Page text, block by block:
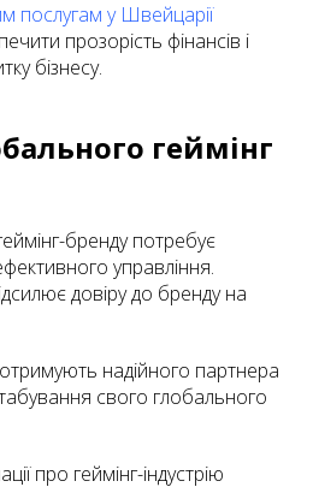
послугам у Швейцарії
прозорість фінансів і
бізнесу.
геймінг
бренду потребує
управління.
довіру до бренду на
надійного партнера
свого глобального
про геймінг-індустрію